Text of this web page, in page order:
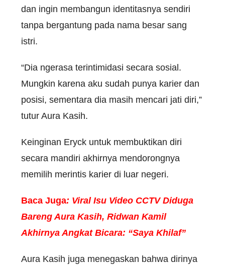
dan ingin membangun identitasnya sendiri
tanpa bergantung pada nama besar sang
istri.
“Dia ngerasa terintimidasi secara sosial.
Mungkin karena aku sudah punya karier dan
posisi, sementara dia masih mencari jati diri,”
tutur Aura Kasih.
Keinginan Eryck untuk membuktikan diri
secara mandiri akhirnya mendorongnya
memilih merintis karier di luar negeri.
Baca Juga: Viral Isu Video CCTV Diduga
Bareng Aura Kasih, Ridwan Kamil
Akhirnya Angkat Bicara: “Saya Khilaf”
Aura Kasih juga menegaskan bahwa dirinya